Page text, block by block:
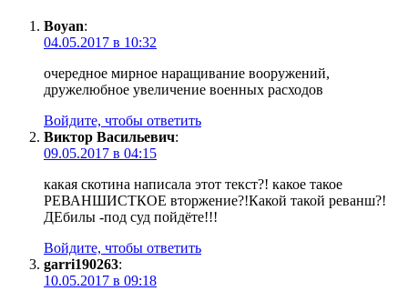
Boyan:
04.05.2017 в 10:32
очередное мирное наращивание вооружений,
дружелюбное увеличение военных расходов
Войдите, чтобы ответить
Виктор Васильевич:
09.05.2017 в 04:15
какая скотина написала этот текст?! какое такое
РЕВАНШИСТКОЕ вторжение?!Какой такой реванш?!
ДЕбилы -под суд пойдёте!!!
Войдите, чтобы ответить
garri190263:
10.05.2017 в 09:18